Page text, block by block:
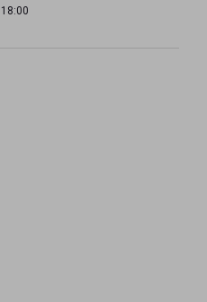
18:00